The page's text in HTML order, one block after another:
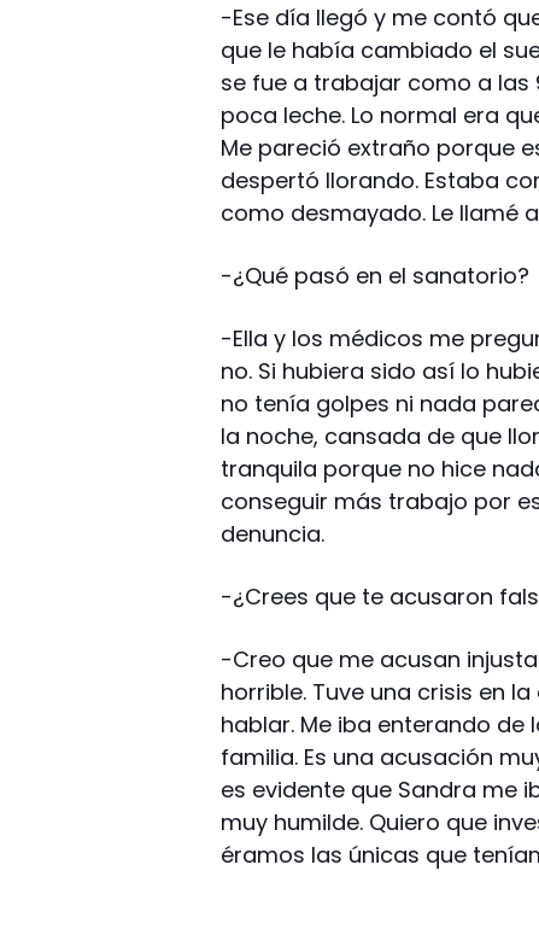
-Ese día llegó y me contó
que le había cambiado el
se fue a trabajar como a las
poca leche. Lo normal era
Me pareció extraño porque
despertó llorando. Estaba
como desmayado. Le llamé
-¿Qué pasó en el sanatorio?
-Ella y los médicos me
no. Si hubiera sido así lo
no tenía golpes ni nada
la noche, cansada de que
tranquila porque no hice
conseguir más trabajo por
denuncia.
-¿Crees que te acusaron
-Creo que me acusan
horrible. Tuve una crisis en
hablar. Me iba enterando
familia. Es una acusación
es evidente que Sandra me
muy humilde. Quiero que
éramos las únicas que